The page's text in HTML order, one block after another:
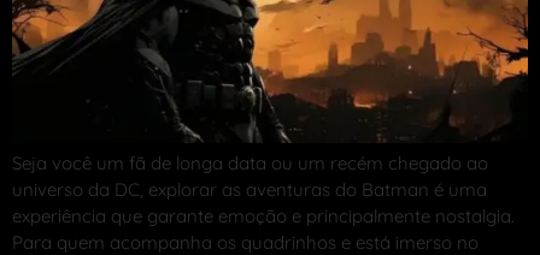
Seja você um fã de longa data ou um recém chegado ao
universo da DC, explorar as aventuras do Batman é uma
experiência que garante emoção e principalmente nostalgia.
Para quem acompanha os quadrinhos e está imerso no